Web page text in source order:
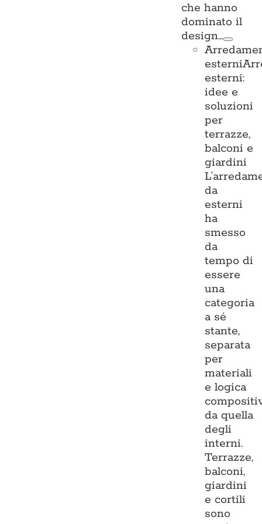
che hanno
dominato il
design…
esterni
esterni:
idee e
soluzioni
per
terrazze,
balconi e
giardini
da
esterni
ha
smesso
da
tempo di
essere
una
categoria
a sé
stante,
separata
per
materiali
e logica
da quella
degli
interni.
Terrazze,
balconi,
giardini
e cortili
sono